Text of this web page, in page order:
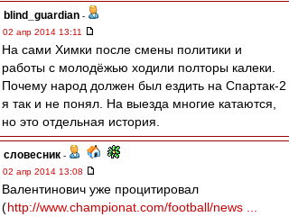
blind_guardian -
02 апр 2014 13:11
На сами Химки после смены политики и
работы с молодёжью ходили полторы калеки.
Почему народ должен был ездить на Спартак-2
я так и не понял. На выезда многие катаются,
но это отдельная история.
словесник -
02 апр 2014 13:08
Валентинович уже процитировал
(http://www.championat.com/football/news ...